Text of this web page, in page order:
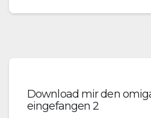
Download mir den
eingefangen 2